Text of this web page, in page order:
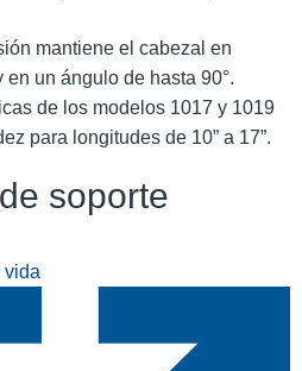
mantiene el cabezal en
un ángulo de hasta 90°.
de los modelos 1017 y 1019
para longitudes de 10” a 17”.
soporte
vida